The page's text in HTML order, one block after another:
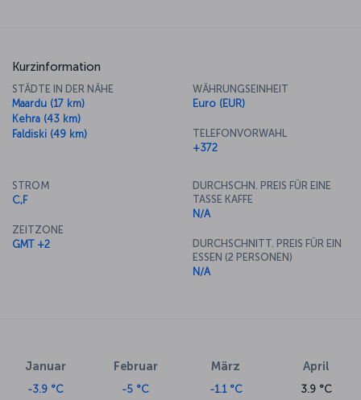
Kurzinformation
STÄDTE IN DER NÄHE
Maardu (17 km)
Kehra (43 km)
Faldiski (49 km)
WÄHRUNGSEINHEIT
Euro (EUR)
TELEFONVORWAHL
+372
STROM
C,F
ZEITZONE
GMT +2
DURCHSCHN. PREIS FÜR EINE
TASSE KAFFE
N/A
DURCHSCHNITT. PREIS FÜR EIN
ESSEN (2 PERSONEN)
N/A
Januar
-3.9 °C
Februar
-5 °C
März
-1.1 °C
April
3.9 °C